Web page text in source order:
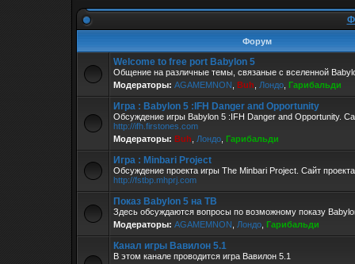
Форум
Welcome to free port Babylon 5
Общение на различные темы, связаные с вселенной
Модераторы: AGAMEMNON Buh Лондо Гарибальди
Игра : Babylon 5 :IFH Danger and Opportunity
Обсуждение игры Babylon 5 :IFH Danger and Opportunity.
http://ifh.firstones.com
Модераторы: Buh Лондо Гарибальди
Игра : Minbari Project
Обсуждение проекта игры The Minbari Project. Сайт проекта
http://fstbp.mhprj.com
Показ Babylon 5 на ТВ
Здесь обсуждаются вопросы по возможному показу
Модераторы: AGAMEMNON Лондо Гарибальди
Канал игры Вавилон 5.1
В этом канале проводится игра Вавилон 5.1